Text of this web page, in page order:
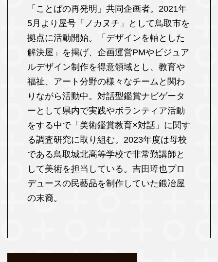
「ことばの再発明」共同企画者。2021年
5月より屋号「ノカヌチ」として鳥取市を
拠点に活動開始。「デザインを軸とした
解決屋」を掲げ、企画運営PMやビジュア
ルデザイン制作を得意領域とし、教育や
福祉、アート分野の様々なチームと関わ
りながら活動中。対話型鑑賞ナビゲータ
ーとして県内で実践やボランティア活動
をする中で「美術鑑賞教育×対話」に関す
る調査研究に取り組む。2023年度は母校
である鳥取城北高等学校で非常勤講師と
して美術を担当している。吉田璋也プロ
デュースの民藝品を制作していた鍛冶屋
の末裔。